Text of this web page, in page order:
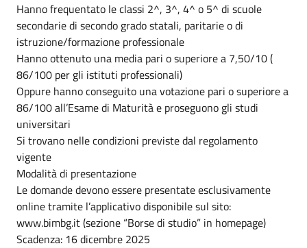
Hanno frequentato le classi 2^, 3^, 4^ o 5^ di scuole
secondarie di secondo grado statali, paritarie o di
istruzione/formazione professionale
Hanno ottenuto una media pari o superiore a 7,50/10 (
86/100 per gli istituti professionali)
Oppure hanno conseguito una votazione pari o superiore a
86/100 all’Esame di Maturità e proseguono gli studi
universitari
Si trovano nelle condizioni previste dal regolamento
vigente
Modalità di presentazione
Le domande devono essere presentate esclusivamente
online tramite l’applicativo disponibile sul sito:
www.bimbg.it (sezione “Borse di studio” in homepage)
Scadenza: 16 dicembre 2025